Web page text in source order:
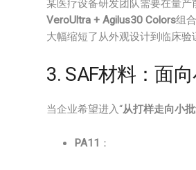
某医疗设备研发团队需要在量
VeroUltra + Agilus30 Colors组
大幅缩短了从外观设计到临床验
3. SAF材料：面
当企业希望进入“从打样走向小
PA11 ：